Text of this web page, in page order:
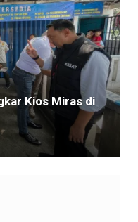
Kios Miras di